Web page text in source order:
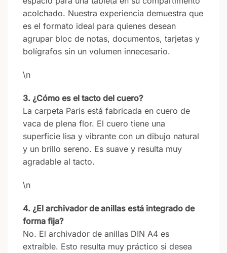
acolchado. Nuestra experiencia demuestra que
es el formato ideal para quienes desean
agrupar bloc de notas, documentos, tarjetas y
bolígrafos sin un volumen innecesario.
\n
3. ¿Cómo es el tacto del cuero?
La carpeta Paris está fabricada en cuero de
vaca de plena flor. El cuero tiene una
superficie lisa y vibrante con un dibujo natural
y un brillo sereno. Es suave y resulta muy
agradable al tacto.
\n
4. ¿El archivador de anillas está integrado de
forma fija?
No. El archivador de anillas DIN A4 es
extraíble. Esto resulta muy práctico si desea